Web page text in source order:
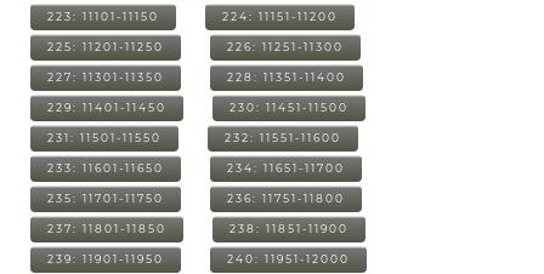
223: 11101-11150 224: 11151-11200
225: 11201-11250 226: 11251-11300
227: 11301-11350 228: 11351-11400
229: 11401-11450 230: 11451-11500
231: 11501-11550 232: 11551-11600
233: 11601-11650 234: 11651-11700
235: 11701-11750 236: 11751-11800
237: 11801-11850 238: 11851-11900
239: 11901-11950 240: 11951-12000